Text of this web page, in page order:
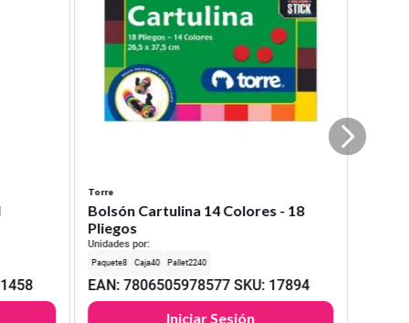
Torre
Bolsón Cartulina 14 Colores - 18
Pliegos
Unidades por:
8 40 2240
EAN:7806505978577 SKU: 17894
Iniciar Sesión